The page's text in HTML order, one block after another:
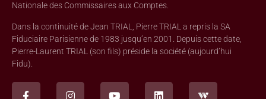
Nationale des Commissaires aux Comptes.
Dans la continuité de Jean TRIAL, Pierre TRIAL a repris la SA
Fiduciaire Parisienne de 1983 jusqu’en 2001. Depuis cette date,
Pierre-Laurent TRIAL (son fils) préside la société (aujourd’hui
Fidu).